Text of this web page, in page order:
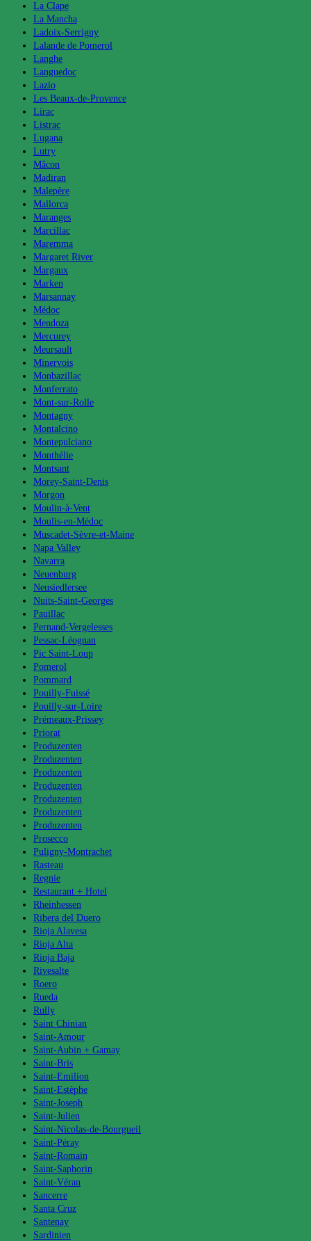
La Clape
La Mancha
Ladoix-Serrigny
Lalande de Pomerol
Langhe
Languedoc
Lazio
Les Beaux-de-Provence
Lirac
Listrac
Lugana
Lutry
Mâcon
Madiran
Malepère
Mallorca
Maranges
Marcillac
Maremma
Margaret River
Margaux
Marken
Marsannay
Médoc
Mendoza
Mercurey
Meursault
Minervois
Monbazillac
Monferrato
Mont-sur-Rolle
Montagny
Montalcino
Montepulciano
Monthélie
Montsant
Morey-Saint-Denis
Morgon
Moulin-à-Vent
Moulis-en-Médoc
Muscadet-Sèvre-et-Maine
Napa Valley
Navarra
Neuenburg
Neusiedlersee
Nuits-Saint-Georges
Pauillac
Pernand-Vergelesses
Pessac-Léognan
Pic Saint-Loup
Pomerol
Pommard
Pouilly-Fuissé
Pouilly-sur-Loire
Prémeaux-Prissey
Priorat
Produzenten
Produzenten
Produzenten
Produzenten
Produzenten
Produzenten
Produzenten
Prosecco
Puligny-Montrachet
Rasteau
Regnie
Restaurant + Hotel
Rheinhessen
Ribera del Duero
Rioja Alavesa
Rioja Alta
Rioja Baja
Rivesalte
Roero
Rueda
Rully
Saint Chinian
Saint-Amour
Saint-Aubin + Gamay
Saint-Bris
Saint-Emilion
Saint-Estèphe
Saint-Joseph
Saint-Julien
Saint-Nicolas-de-Bourgueil
Saint-Péray
Saint-Romain
Saint-Saphorin
Saint-Véran
Sancerre
Santa Cruz
Santenay
Sardinien